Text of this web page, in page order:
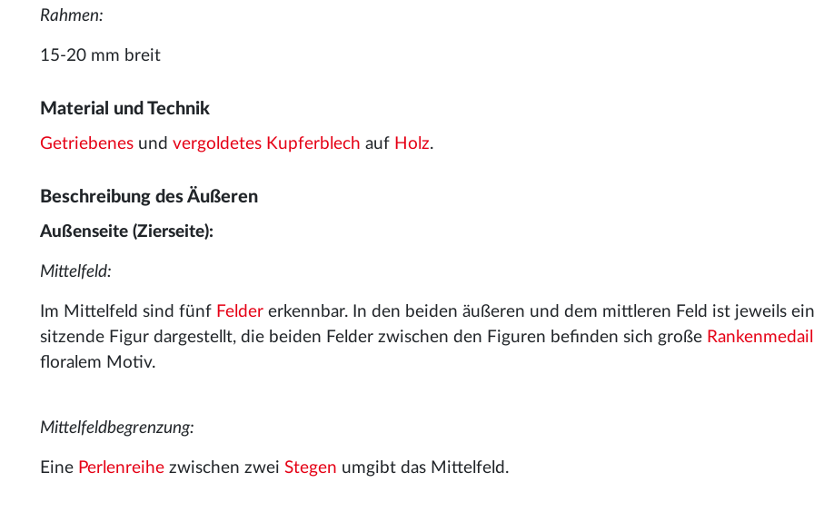
Rahmen:
15-20 mm breit
Material und Technik
Getriebenes und vergoldetes Kupferblech auf Holz.
Beschreibung des Äußeren
Außenseite (Zierseite):
Mittelfeld:
Im Mittelfeld sind fünf Felder erkennbar. In den beiden äußeren und dem mittleren Feld ist jeweils
sitzende Figur dargestellt, die beiden Felder zwischen den Figuren befinden sich große
floralem Motiv.
Mittelfeldbegrenzung:
Eine Perlenreihe zwischen zwei Stegen umgibt das Mittelfeld.